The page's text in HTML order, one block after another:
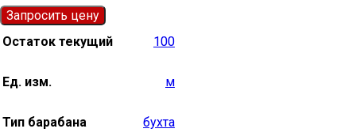
Запросить цену
Остаток текущий
100
Ед. изм. м
Тип барабана бухта